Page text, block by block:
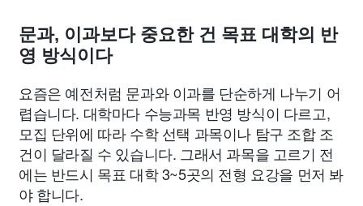
문과, 이과보다 중요한 건 목표 대학의 반
영 방식이다
요즘은 예전처럼 문과와 이과를 단순하게 나누기 어
렵습니다. 대학마다 수능과목 반영 방식이 다르고,
모집 단위에 따라 수학 선택 과목이나 탐구 조합 조
건이 달라질 수 있습니다. 그래서 과목을 고르기 전
에는 반드시 목표 대학 3~5곳의 전형 요강을 먼저 봐
야 합니다.